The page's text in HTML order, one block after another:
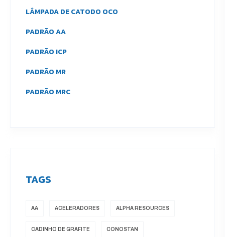
LÂMPADA DE CATODO OCO
PADRÃO AA
PADRÃO ICP
PADRÃO MR
PADRÃO MRC
TAGS
AA ACELERADORES ALPHA RESOURCES
CADINHO DE GRAFITE CONOSTAN